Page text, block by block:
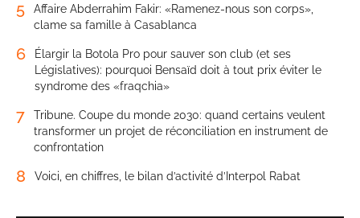
5
Affaire Abderrahim Fakir: «Ramenez-nous son corps»,
clame sa famille à Casablanca
6
Élargir la Botola Pro pour sauver son club (et ses
Législatives): pourquoi Bensaïd doit à tout prix éviter le
syndrome des «fraqchia»
7
Tribune. Coupe du monde 2030: quand certains veulent
transformer un projet de réconciliation en instrument de
confrontation
8 Voici, en chiffres, le bilan d’activité d’Interpol Rabat